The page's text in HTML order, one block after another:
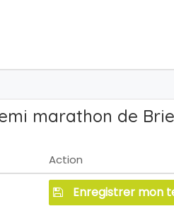
marathon de
Action
Enregistrer mon